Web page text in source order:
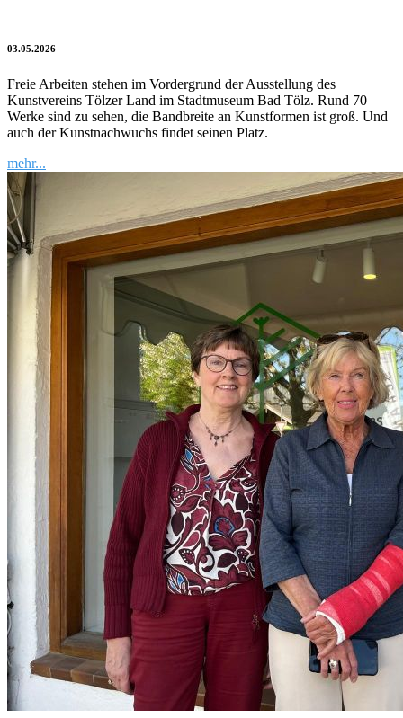
03.05.2026
Freie Arbeiten stehen im Vordergrund der Ausstellung des
Kunstvereins Tölzer Land im Stadtmuseum Bad Tölz. Rund 70
Werke sind zu sehen, die Bandbreite an Kunstformen ist groß. Und
auch der Kunstnachwuchs findet seinen Platz.
mehr...